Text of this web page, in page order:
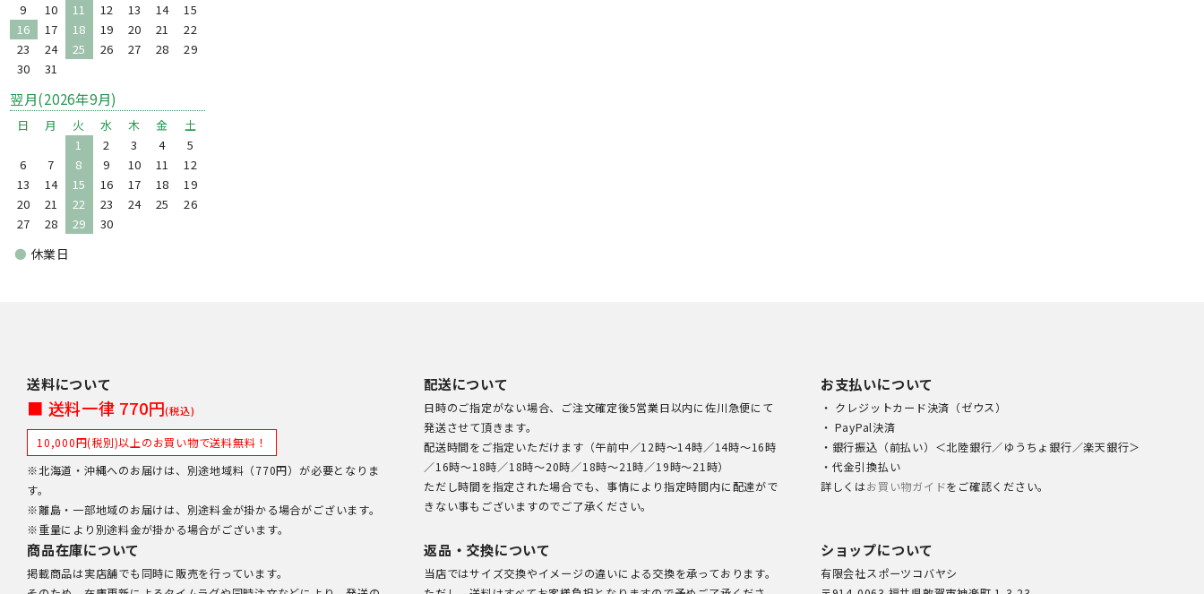
9
10 11 12 13 14
15
16
17 18 19 20 21
22
23
24 25 26 27 28
29
30
31
翌月(2026年9月)
日 月 火 水 木 金
土
1
2 3 4
5
6
7 8 9 10 11
12
13
14 15 16 17 18
19
20
21 22 23 24 25
26
27
28 29 30
● 休業日
送料について
■ 送料一律 770円(税込)
10,000円(税別)以上のお買い物で送料無料！
※北海道・沖縄へのお届けは、別途地域料（770円）が必要となりま
す。
※離島・一部地域のお届けは、別途料金が掛かる場合がございます。
※重量により別途料金が掛かる場合がございます。
配送について
日時のご指定がない場合、ご注文確定後5営業日以内に佐川急便にて
発送させて頂きます。
配送時間をご指定いただけます（午前中／12時～14時／14時～16時
／16時～18時／18時～20時／18時～21時／19時～21時）
ただし時間を指定された場合でも、事情により指定時間内に配達がで
きない事もございますのでご了承ください。
お支払いについて
・ クレジットカード決済（ゼウス）
・ PayPal決済
・銀行振込（前払い）＜北陸銀行／ゆうちょ銀行／楽天銀行＞
・代金引換払い
詳しくはお買い物ガイドをご確認ください。
商品在庫について
掲載商品は実店舗でも同時に販売を行っています。
返品・交換について
当店ではサイズ交換やイメージの違いによる交換を承っております。
ショップについて
有限会社スポーツコバヤシ